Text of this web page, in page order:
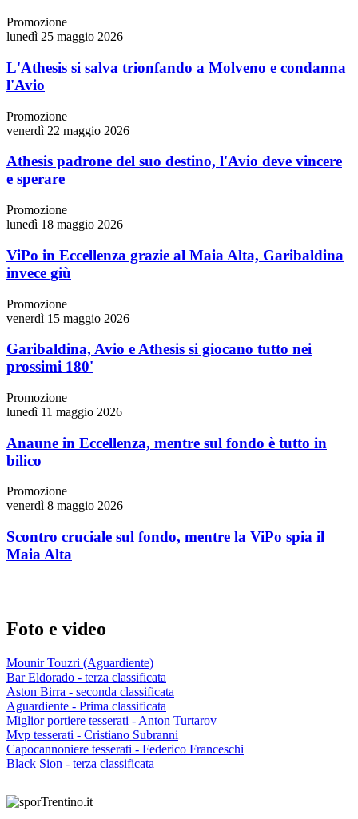
Promozione
lunedì 25 maggio 2026
L'Athesis si salva trionfando a Molveno e condanna
l'Avio
Promozione
venerdì 22 maggio 2026
Athesis padrone del suo destino, l'Avio deve vincere
e sperare
Promozione
lunedì 18 maggio 2026
ViPo in Eccellenza grazie al Maia Alta, Garibaldina
invece giù
Promozione
venerdì 15 maggio 2026
Garibaldina, Avio e Athesis si giocano tutto nei
prossimi 180'
Promozione
lunedì 11 maggio 2026
Anaune in Eccellenza, mentre sul fondo è tutto in
bilico
Promozione
venerdì 8 maggio 2026
Scontro cruciale sul fondo, mentre la ViPo spia il
Maia Alta
Foto e video
Mounir Touzri (Aguardiente)
Bar Eldorado - terza classificata
Aston Birra - seconda classificata
Aguardiente - Prima classificata
Miglior portiere tesserati - Anton Turtarov
Mvp tesserati - Cristiano Subranni
Capocannoniere tesserati - Federico Franceschi
Black Sion - terza classificata